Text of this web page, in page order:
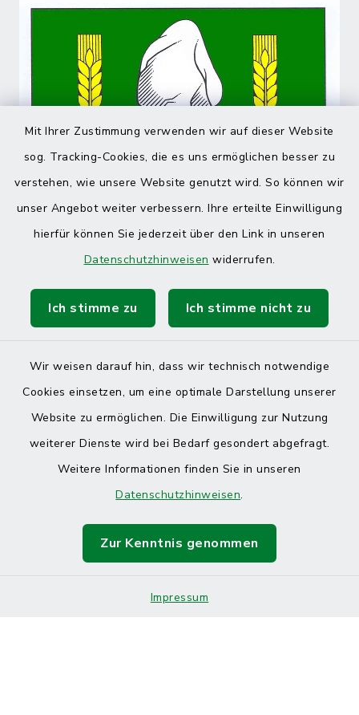
Mit Ihrer Zustimmung verwenden wir auf dieser Website
sog. Tracking-Cookies, die es uns ermöglichen besser zu
verstehen, wie unsere Website genutzt wird. So können wir
unser Angebot weiter verbessern. Ihre erteilte Einwilligung
hierfür können Sie jederzeit über den Link in unseren
Datenschutzhinweisen widerrufen.
Ich stimme zu Ich stimme nicht zu
Wir weisen darauf hin, dass wir technisch notwendige
Cookies einsetzen, um eine optimale Darstellung unserer
Website zu ermöglichen. Die Einwilligung zur Nutzung
weiterer Dienste wird bei Bedarf gesondert abgefragt.
Weitere Informationen finden Sie in unseren
Datenschutzhinweisen.
Zur Kenntnis genommen
Impressum
Barrierefreiheit
Sitemap